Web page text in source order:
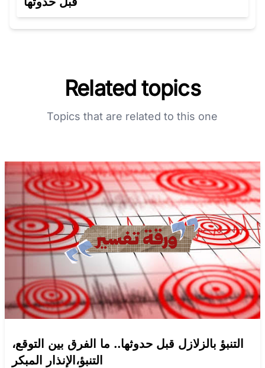
Related topics
Topics that are related to this one
التنبؤ بالزلازل قبل حدوثها.. ما الفرق بين التوقع،
التنبؤ،الإنذار المبكر